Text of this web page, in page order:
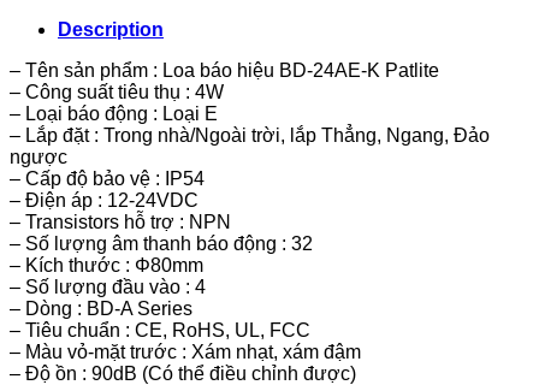
Description
– Tên sản phẩm : Loa báo hiệu BD-24AE-K Patlite
– Công suất tiêu thụ : 4W
– Loại báo động : Loại E
– Lắp đặt : Trong nhà/Ngoài trời, lắp Thẳng, Ngang, Đảo
ngược
– Cấp độ bảo vệ : IP54
– Điện áp : 12-24VDC
– Transistors hỗ trợ : NPN
– Số lượng âm thanh báo động : 32
– Kích thước : Φ80mm
– Số lượng đầu vào : 4
– Dòng : BD-A Series
– Tiêu chuẩn : CE, RoHS, UL, FCC
– Màu vỏ-mặt trước : Xám nhạt, xám đậm
– Độ ồn : 90dB (Có thể điều chỉnh được)